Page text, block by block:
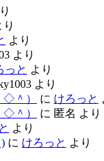
り
より
より
っと より
より
◇＾）
に けろっと
◇＾）
に 匿名 より
より
に けろっと より